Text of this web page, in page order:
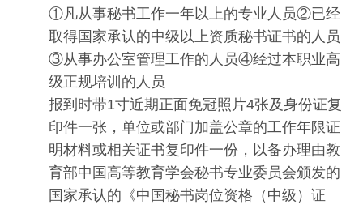
①凡从事秘书工作一年以上的专业人员②已经
取得国家承认的中级以上资质秘书证书的人员
③从事办公室管理工作的人员④经过本职业高
级正规培训的人员
报到时带1寸近期正面免冠照片4张及身份证复
印件一张，单位或部门加盖公章的工作年限证
明材料或相关证书复印件一份，以备办理由教
育部中国高等教育学会秘书专业委员会颁发的
国家承认的《中国秘书岗位资格（中级）证